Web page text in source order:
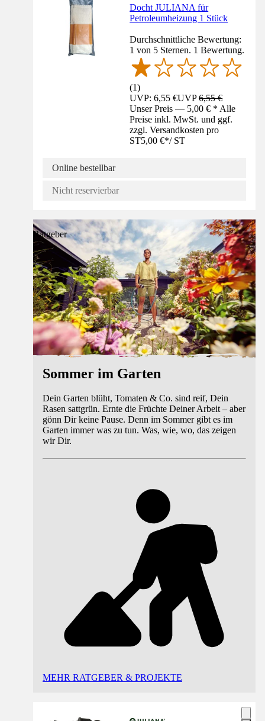
Docht JULIANA für
Petroleumheizung 1 Stück
Durchschnittliche Bewertung:
1 von 5 Sternen. 1 Bewertung.
(1)
UVP: 6,55 €UVP6,55 €
Unser Preis — 5,00 € * Alle
Preise inkl. MwSt. und ggf.
zzgl. Versandkosten pro
ST5,00 €*/ ST
Online bestellbar
Nicht reservierbar
Ratgeber
Sommer im Garten
Dein Garten blüht, Tomaten & Co. sind reif, Dein
Rasen sattgrün. Ernte die Früchte Deiner Arbeit – aber
gönn Dir keine Pause. Denn im Sommer gibt es im
Garten immer was zu tun. Was, wie, wo, das zeigen
wir Dir.
MEHR RATGEBER & PROJEKTE